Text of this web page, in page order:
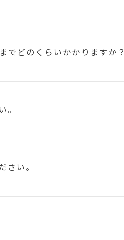
で どのくらいかかりますか？
。
さい。